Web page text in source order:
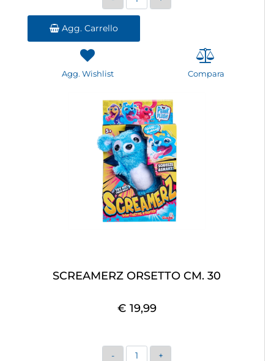
Agg. Carrello
Agg. Wishlist Compara
SCREAMERZ ORSETTO CM. 30
€ 19,99
Quantità